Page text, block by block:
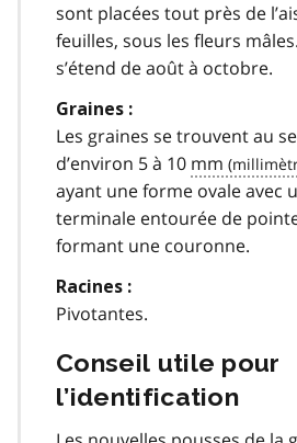
sont placées tout près de
feuilles, sous les fleurs
s’étend de août à octobre.
Graines :
Les graines se trouvent au
d’environ 5 à 10 mm
ayant une forme ovale avec
terminale entourée de
formant une couronne.
Racines :
Pivotantes.
Conseil utile pour
l’identification